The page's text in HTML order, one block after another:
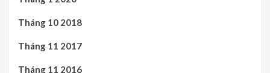
Tháng 10 2018
Tháng 11 2017
Tháng 11 2016